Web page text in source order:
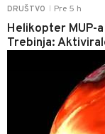
DRUŠTVO Pre 5 h
Helikopter MUP-
Trebinja: